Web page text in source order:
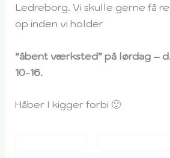
Ledreborg. Vi skulle gerne få
op inden vi holder
“åbent værksted” på lørdag –
10-16.
Håber I kigger forbi 🙂